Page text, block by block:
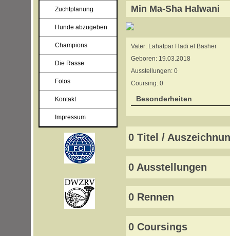
Zuchtplanung
Hunde abzugeben
Champions
Die Rasse
Fotos
Kontakt
Impressum
Min Ma-Sha Halwani
Vater: Lahatpar Hadi el Basher
Geboren: 19.03.2018
Ausstellungen: 0
Coursing: 0
Besonderheiten
0 Titel /
0 Ausstellungen
0 Rennen
0 Coursings